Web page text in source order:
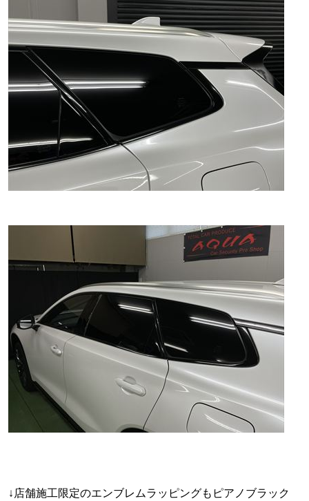
↓店舗施工限定のエンブレムラッピングもピアノブラック